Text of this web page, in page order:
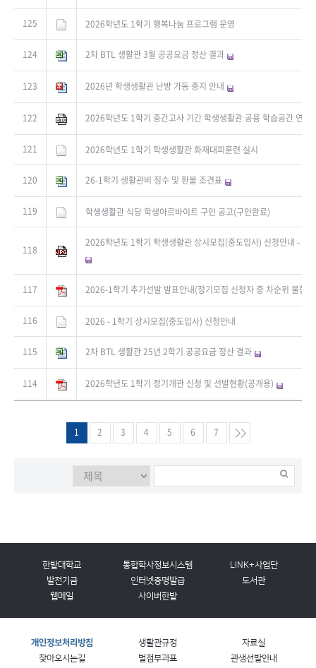
125 2026학년도 1학기 행복나눔 프로그램 운영
124 2차 BTL 생활관 3월 공공요금 정산 결과
123 2026년 학생생활관 난방 가동 중지 안내
122 2026학년도 1학기 중간고사 기간 학생생활관 공용 학습공간 연장
121 2026학년도 1학기 학생생활관 화재대피훈련 실시
120 26-1학기 생활관비 징수 및 환불 조견표
119 학생생활관 식당 학생아르바이트 구인 공고(구인완료)
118
2026학년도 1학기 학생생활관 상시모집(중도입사) 신청안내 -
117 2026-1학기 추가선발 발표안내(정기모집 신청자 중 차순위 불합
116 2026 - 1학기 상시모집(중도입사) 신청안내
115 2차 BTL 생활관 25년 2학기 공공요금 정산 결과
114 2026학년도 1학기 정기개관 신청 및 선발현황(공개용)
1 2 3 4 5 6 7
한밭대학교 통합학사정보시스템
LINK+사업단
발전기금
인터넷증명발급
도서관
웹메일
사이버한밭
개인정보처리방침 생활관규정
자료실
찾아오시는길
벌점부과표 관생선발안내